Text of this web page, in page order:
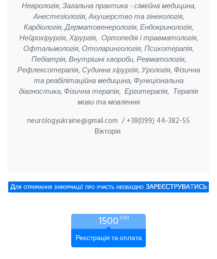
Неврологія, Загальна практика - сімейна медицина,
Анестезіологія, Акушерство та гінекологія,
Кардіологія, Дерматовенерологія, Ендокринологія,
Нейрохірургія, Хірургія, Ортопедія і травматологія,
Офтальмологія, Отоларингологія, Психотерапія,
Педіатрія, Внутрішні хвороби, Ревматологія,
Рефлексотерапія, Судинна хірургія, Урологія, Фізична
та реабілітаційна медицина, Функціональна
діагностика, Фізична терапія, Ерготерапія, Терапія
мови та мовлення
neurologyukraine@gmail.com /+38(099) 44-382-55
Вікторія
1500 UAH
Реєстрація та оплата